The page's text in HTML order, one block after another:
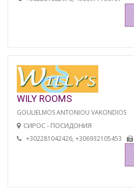
WILY ROOMS
GOULIELMOS ANTONIOU VAKONDIOS
СИРОС - ПОСИДОНИЯ
+302281042426, +306932105453